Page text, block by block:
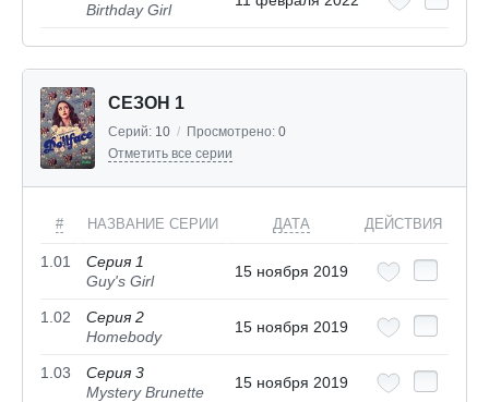
Birthday Girl
СЕЗОН 1
Серий: 10 / Просмотрено: 0
Отметить все серии
# НАЗВАНИЕ СЕРИИ ДАТА ДЕЙСТВИЯ
1.01
Серия 1
Guy's Girl
15 ноября 2019
1.02
Серия 2
Homebody
15 ноября 2019
1.03
Серия 3
Mystery Brunette
15 ноября 2019